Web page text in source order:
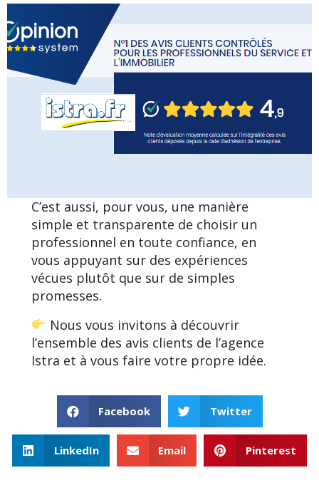
C’est aussi, pour vous, une manière
simple et transparente de choisir un
professionnel en toute confiance, en
vous appuyant sur des expériences
vécues plutôt que sur de simples
promesses.
Nous vous invitons à découvrir
l’ensemble des avis clients de l’agence
Istra et à vous faire votre propre idée.
Facebook Twitter
LinkedIn Email Pinterest